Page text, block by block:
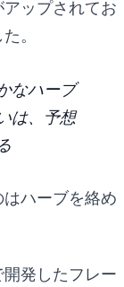
ップされてお
。
なハーブ
は、予想
ハーブを絡め
発したフレー